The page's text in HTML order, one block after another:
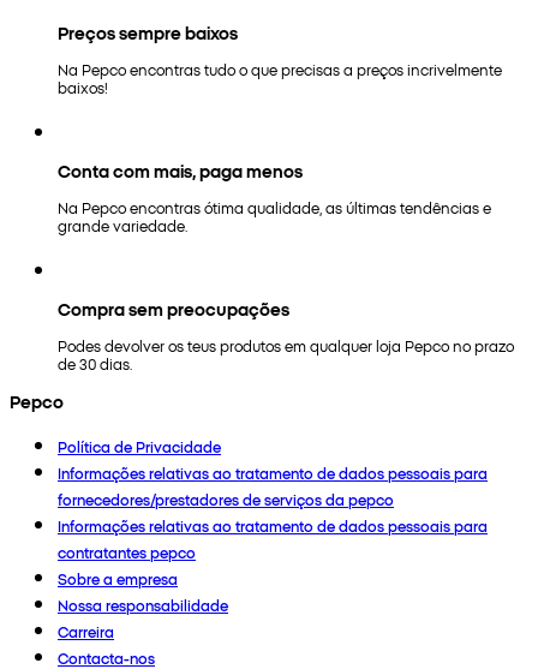
Preços sempre baixos
Na Pepco encontras tudo o que precisas a preços incrivelmente
baixos!
Conta com mais, paga menos
Na Pepco encontras ótima qualidade, as últimas tendências e
grande variedade.
Compra sem preocupações
Podes devolver os teus produtos em qualquer loja Pepco no prazo
de 30 dias.
Pepco
Política de Privacidade
Informações relativas ao tratamento de dados pessoais para
fornecedores/prestadores de serviços da pepco
Informações relativas ao tratamento de dados pessoais para
contratantes pepco
Sobre a empresa
Nossa responsabilidade
Carreira
Contacta-nos